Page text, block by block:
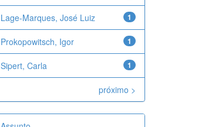
1
Lage-Marques, José Luiz
1
Prokopowitsch, Igor
1
Sipert, Carla
próximo >